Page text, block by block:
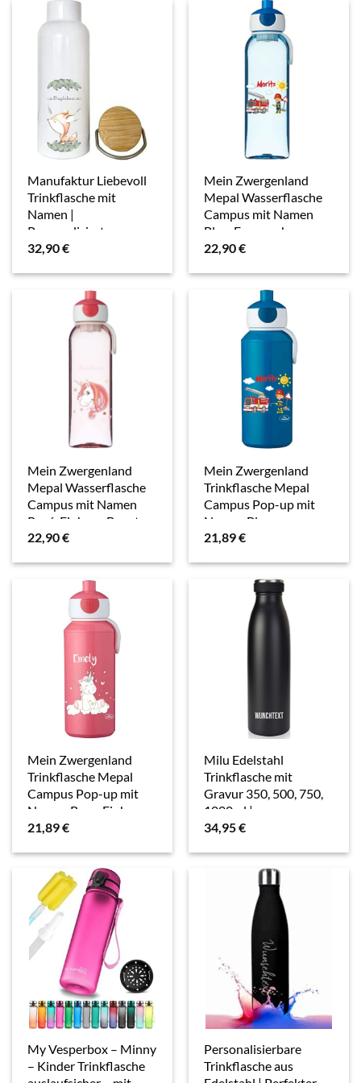
Manufaktur Liebevoll
Trinkflasche mit
Namen |
Personalisiertes
Geschenk | 500 ml
Bambusdeckel | mit
süßem Fuchs
32,90€
Mein Zwergenland
Mepal Wasserflasche
Campus mit Namen
Blau, Feuerwehr
22,90€
Mein Zwergenland
Mepal Wasserflasche
Campus mit Namen
Rosé, Einhorn Beauty
22,90€
Mein Zwergenland
Trinkflasche Mepal
Campus Pop-up mit
Namen Blau,
Feuerwehr
21,89€
Mein Zwergenland
Trinkflasche Mepal
Campus Pop-up mit
Namen Rose, Einhorn
Cutie
21,89€
Milu Edelstahl
Trinkflasche mit
Gravur 350, 500, 750,
1000ml |
Geschenkidee
Geschenk mit Namen
Weihnachten für
Männer Frauen
34,95€
My Vesperbox – Minny
– Kinder Trinkflasche
Personalisierbare
Trinkflasche aus